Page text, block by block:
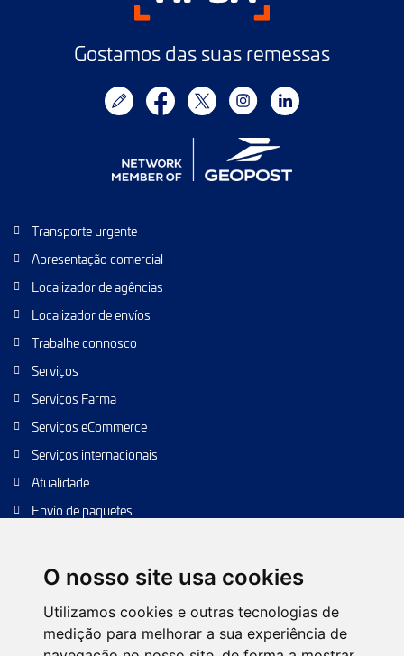
O nosso site usa cookies
Utilizamos cookies e outras tecnologias de
medição para melhorar a sua experiência de
Gostamos das suas remessas
Transporte urgente
Apresentação comercial
Localizador de agências
Localizador de envíos
Trabalhe connosco
Serviços
Serviços Farma
Serviços eCommerce
Serviços internacionais
Atualidade
Envío de paquetes
Envíos de calidad